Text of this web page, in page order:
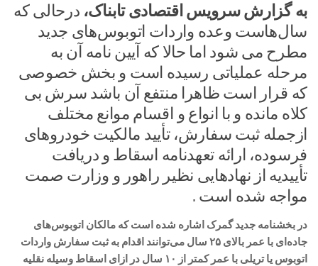
به گزارش سرویس اقتصادی تابناک، درحالی که
سال‌هاست وعده واردات اتوبوس‌های جدید
مطرح می شود اما حالا که آیین نامه آن به
مرحله عملیاتی رسیده است و بخش خصوصی
که قرار است ظاهرا منتفع آن باشد سرش بی
کلاه مانده و با انواع و اقسام موانع مختلف
ازجمله ثبت سفارش، تأیید مالکیت خودروهای
فرسوده، ارائه تعهدنامه اسقاط و دریافت
تأییدیه از نهادهایی نظیر راهور و وزارت صمت
مواجه شده است .
در بخشنامه جدید گمرک اشاره شده است که مالکان اتوبوس‌های
جاده‌ای با عمر بالای ۲۵ سال می‌توانند اقدام به ثبت سفارش واردات
اتوبوس یا تریلی با عمر کمتر از ۱۰ سال در ازای اسقاط وسیله نقلیه